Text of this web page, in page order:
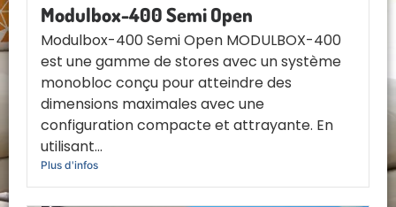
Modulbox-400 Semi Open
Modulbox-400 Semi Open MODULBOX-400
est une gamme de stores avec un système
monobloc conçu pour atteindre des
dimensions maximales avec une
configuration compacte et attrayante. En
utilisant...
Plus d'infos